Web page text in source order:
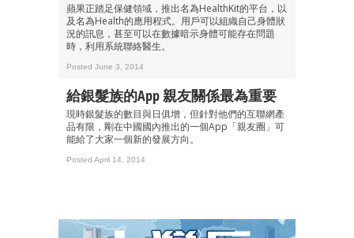
蘋果正踏足保健領域，推出名為HealthKit的平台，以
及名為Health的應用程式。用戶可以組織自己身體狀
況的訊息，甚至可以在數據暗示身體可能存在問題
時，利用系統聯絡醫生。
Posted June 3, 2014
給銀髮族的App 親友關係最為重要
現時銀髮族的數目與日俱增，但針對他們的互聯網產
品有限，剛在中國國內推出的一個App「親友圈」可
能給了大家一個新的發展方向。
Posted April 14, 2014